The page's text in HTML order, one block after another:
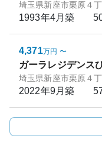
埼玉県新座市栗原４
1993年4月築
4,371万円 〜
ガーラレジデンス
埼玉県新座市栗原４
2022年9月築